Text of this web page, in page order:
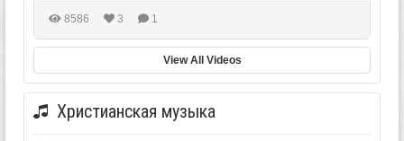
8586 3 1
View All Videos
Христианская музыка